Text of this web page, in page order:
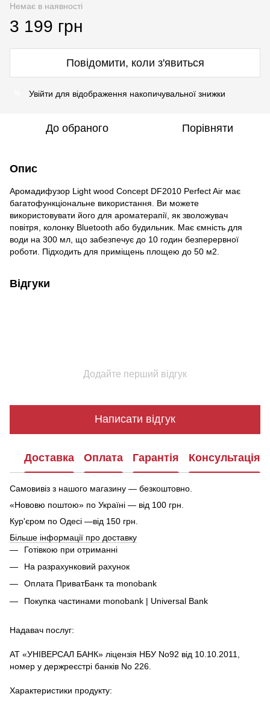
Немає в наявності
3 199 грн
Повідомити, коли з'явиться
Увійти для відображення накопичувальної знижки
До обраного Порівняти
Опис
Аромадифузор Light wood Concept DF2010 Perfect Air має
багатофункціональне використання. Ви можете
використовувати його для ароматерапії, як зволожувач
повітря, колонку Bluetooth або будильник. Має ємність для
води на 300 мл, що забезпечує до 10 годин безперервної
роботи. Підходить для приміщень площею до 50 м2.
Відгуки
Додайте перший відгук
Написати відгук
Доставка Оплата Гарантія Консультація
Самовивіз з нашого магазину — безкоштовно.
«Нововю поштою» по Україні — від 100 грн.
Кур'єром по Одесі —від 150 грн.
Більше інформації про доставку
Готівкою при отриманні
На разрахунковий рахунок
Оплата ПриватБанк та monobank
Покупка частинами monobank | Universal Bank
Надавач послуг:
АТ «УНІВЕРСАЛ БАНК» ліцензія НБУ No92 від 10.10.2011,
номер у держреєстрі банків No 226.
Характеристики продукту: